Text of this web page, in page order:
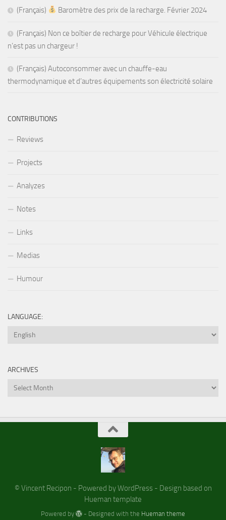
(Français) Baromètre des prix de la recharge. Février 2024
(Français) Non ce boîtier de recharge pour Véhicule électrique
n’est pas un chargeur !
(Français) Autoconsommer avec un chauffe-eau
thermodynamique et d’autres équipements son électricité solaire
CONTRIBUTIONS
Reviews
Projects
Analyzes
Notes
Links
Medias
Humour
LANGUAGE:
ARCHIVES
Archives
© Vincent Recipon - Powered by WordPress - Design based on
Hueman template
Powered by - Designed with the Hueman theme